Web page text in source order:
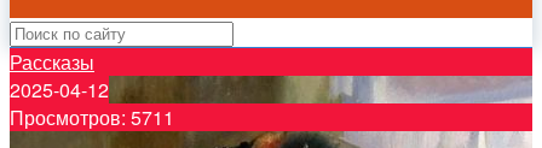
Рассказы
2025-04-12
Просмотров: 5711